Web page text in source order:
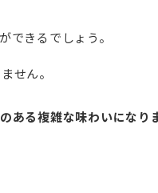
できるでしょう。
せん。
ある複雑な味わいになり